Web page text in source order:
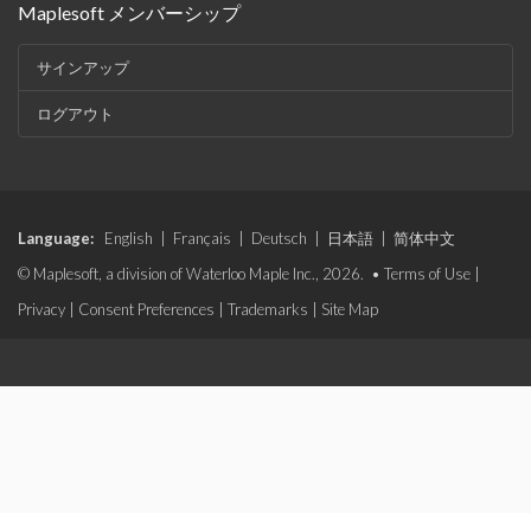
Maplesoft メンバーシップ
サインアップ
ログアウト
Language: English Français Deutsch 日本語
简体中文
© Maplesoft, a division of Waterloo Maple Inc., 2026. • Terms of Use
Privacy
Consent Preferences Trademarks Site Map